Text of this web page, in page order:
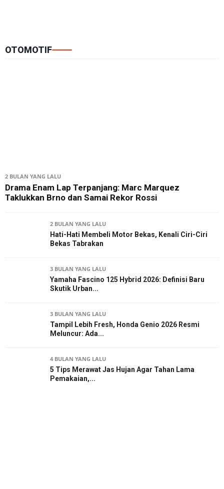
OTOMOTIF
2 BULAN YANG LALU
Drama Enam Lap Terpanjang: Marc Marquez
Taklukkan Brno dan Samai Rekor Rossi
2 BULAN YANG LALU
Hati-Hati Membeli Motor Bekas, Kenali Ciri-Ciri
Bekas Tabrakan
3 BULAN YANG LALU
Yamaha Fascino 125 Hybrid 2026: Definisi Baru
Skutik Urban...
3 BULAN YANG LALU
Tampil Lebih Fresh, Honda Genio 2026 Resmi
Meluncur: Ada...
4 BULAN YANG LALU
5 Tips Merawat Jas Hujan Agar Tahan Lama
Pemakaian,...